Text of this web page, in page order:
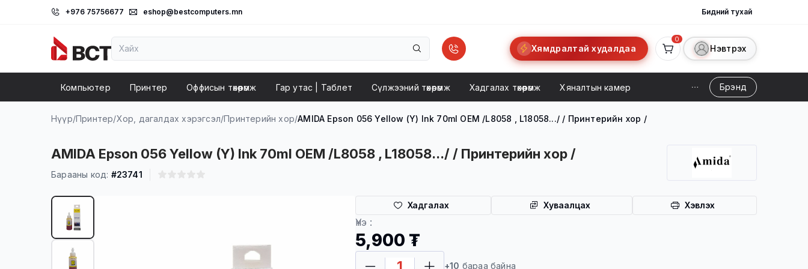
+976 75756677 eshop@bestcomputers.mn Бидний тухай
Хямдралтай худалдаа
0
Нэвтрэх
Компьютер Принтер Оффисын төхөөрөмж Гар утас | Taблет Сүлжээний төхөөрөмж Хадгалах төхөөрөмж Хяналтын камер Брэнд
Нүүр/Принтер/Хор, дагалдах хэрэгсэл/Принтерийн хор/AMIDA Epson 056 Yellow (Y) Ink 70ml OEM /L8058 , L18058.../ / Принтерийн хор /
AMIDA Epson 056 Yellow (Y) Ink 70ml OEM /L8058 , L18058.../ / Принтерийн хор /
Барааны код: #23741
Хадгалах Хуваалцах Хэвлэх
Үнэ :
5,900 ₮
+10 бараа байна